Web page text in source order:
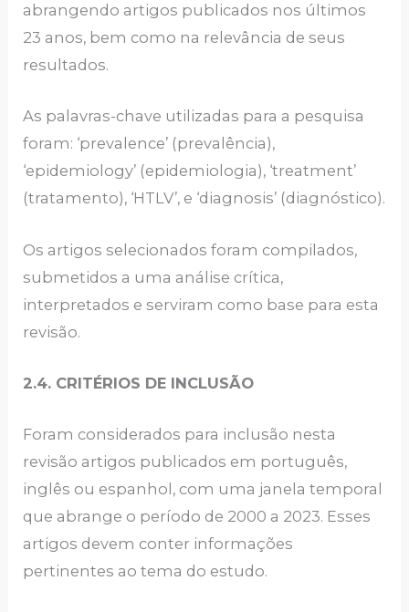
abrangendo artigos publicados nos últimos
23 anos, bem como na relevância de seus
resultados.
As palavras-chave utilizadas para a pesquisa
foram: ‘prevalence’ (prevalência),
‘epidemiology’ (epidemiologia), ‘treatment’
(tratamento), ‘HTLV’, e ‘diagnosis’ (diagnóstico).
Os artigos selecionados foram compilados,
submetidos a uma análise crítica,
interpretados e serviram como base para esta
revisão.
2.4. CRITÉRIOS DE INCLUSÃO
Foram considerados para inclusão nesta
revisão artigos publicados em português,
inglês ou espanhol, com uma janela temporal
que abrange o período de 2000 a 2023. Esses
artigos devem conter informações
pertinentes ao tema do estudo.